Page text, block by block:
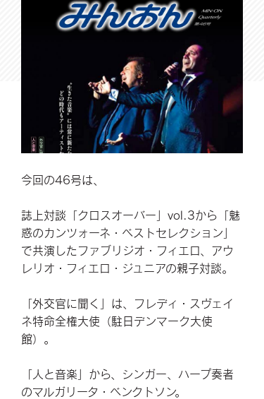
今回の46号は、
誌上対談「クロスオーバー」vol.3から「魅
惑のカンツォーネ・ベストセレクション」
で共演したファブリジオ・フィエロ、アウ
レリオ・フィエロ・ジュニアの親子対談。
「外交官に聞く」は、フレディ・スヴェイ
ネ特命全権大使（駐日デンマーク大使
館）。
「人と音楽」から、シンガー、ハープ奏者
のマルガリータ・ベンクトソン。